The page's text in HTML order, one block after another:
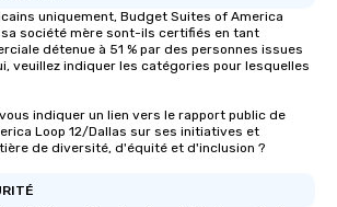
uniquement, Budget Suites of America
société mère sont-ils certifiés en tant
détenue à 51 % par des personnes issues
veuillez indiquer les catégories pour lesquelles
indiquer un lien vers le rapport public de
Loop 12/Dallas sur ses initiatives et
de diversité, d'équité et d'inclusion ?